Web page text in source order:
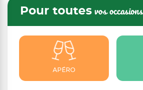
Pour toutes vos
APÉRO